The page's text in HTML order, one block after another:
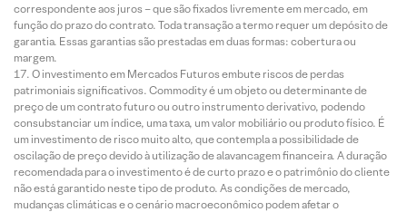
correspondente aos juros – que são fixados livremente em mercado, em
função do prazo do contrato. Toda transação a termo requer um depósito de
garantia. Essas garantias são prestadas em duas formas: cobertura ou
margem.
O investimento em Mercados Futuros embute riscos de perdas
patrimoniais significativos. Commodity é um objeto ou determinante de
preço de um contrato futuro ou outro instrumento derivativo, podendo
consubstanciar um índice, uma taxa, um valor mobiliário ou produto físico. É
um investimento de risco muito alto, que contempla a possibilidade de
oscilação de preço devido à utilização de alavancagem financeira. A duração
recomendada para o investimento é de curto prazo e o patrimônio do cliente
não está garantido neste tipo de produto. As condições de mercado,
mudanças climáticas e o cenário macroeconômico podem afetar o